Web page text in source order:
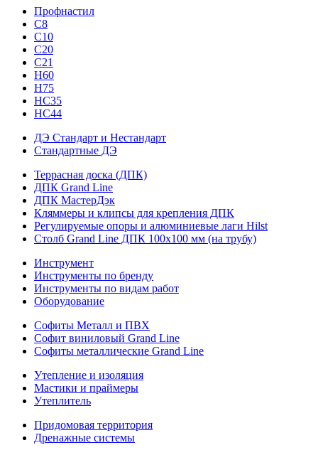
Профнастил
С8
С10
С20
С21
H60
H75
HС35
НС44
ДЭ Стандарт и Нестандарт
Стандартные ДЭ
Террасная доска (ДПК)
ДПК Grand Line
ДПК МастерДэк
Кляммеры и клипсы для крепления ДПК
Регулируемые опоры и алюминиевые лаги Hilst
Столб Grand Line ДПК 100х100 мм (на трубу)
Инструмент
Инструменты по бренду
Инструменты по видам работ
Оборудование
Софиты Металл и ПВХ
Софит виниловый Grand Line
Софиты металлические Grand Line
Утепление и изоляция
Мастики и праймеры
Утеплитель
Придомовая территория
Дренажные системы